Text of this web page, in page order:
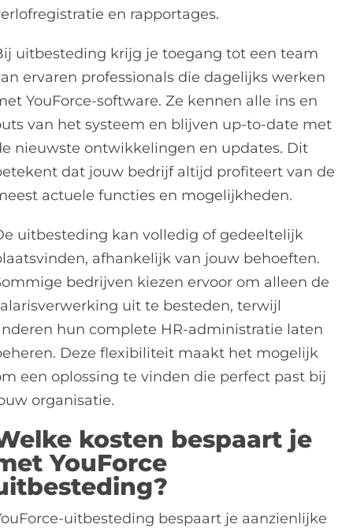
en rapportages.
uitbesteding krijg je toegang tot een team
ervaren professionals die dagelijks werken
YouForce-software. Ze kennen alle ins en
van het systeem en blijven up-to-date met
nieuwste ontwikkelingen en updates. Dit
dat jouw bedrijf altijd profiteert van de
actuele functies en mogelijkheden.
uitbesteding kan volledig of gedeeltelijk
afhankelijk van jouw behoeften.
bedrijven kiezen ervoor om alleen de
uit te besteden, terwijl
hun complete HR-administratie laten
Deze flexibiliteit maakt het mogelijk
een oplossing te vinden die perfect past bij
organisatie.
kosten bespaart je
YouForce
uitbesteding bespaart je aanzienlijke